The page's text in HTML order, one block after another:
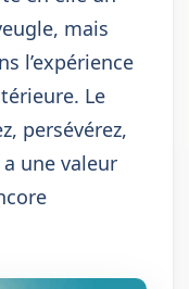
mais
l’expérience
Le
persévérez,
une valeur